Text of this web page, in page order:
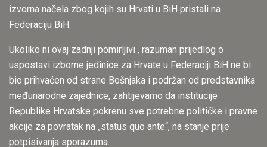
izvorna načela zbog kojih su Hrvati u BiH pristali na
Federaciju BiH.
Ukoliko ni ovaj zadnji pomirljivi , razuman prijedlog o
uspostavi izborne jedinice za Hrvate u Federaciji BiH ne bi
bio prihvaćen od strane Bošnjaka i podržan od predstavnika
međunarodne zajednice, zahtijevamo da institucije
Republike Hrvatske pokrenu sve potrebne političke i pravne
akcije za povratak na „status quo ante“, na stanje prije
potpisivanja sporazuma.